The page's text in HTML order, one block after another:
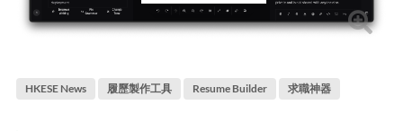
HKESE News 履歷製作工具 Resume Builder 求職神器